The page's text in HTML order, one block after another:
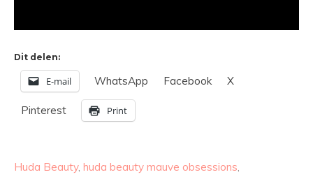
Dit delen:
E-mail WhatsApp Facebook X
Pinterest Print
Huda Beauty, huda beauty mauve obsessions,